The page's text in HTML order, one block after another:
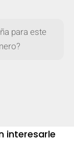
keyboard_arrow_downOCULTAR
para este
interesarle